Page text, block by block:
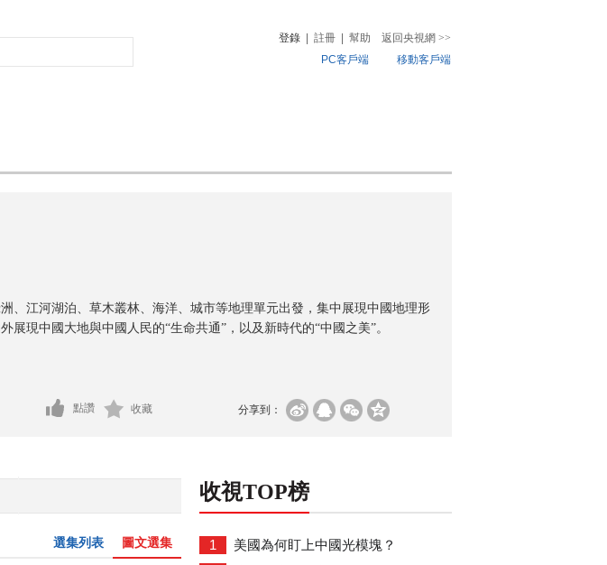
登錄 註冊 幫助 返回央視網 >>
PC客戶端
移動客戶端
、江河湖泊、草木叢林、海洋、城市等地理單元出發，集中展現中國地理形
現中國大地與中國人民的“生命共通”，以及新時代的“中國之美”。
分享到：
點讚 收藏
圖文選集
選集列表
收視TOP榜
1 美國為何盯上中國光模塊？